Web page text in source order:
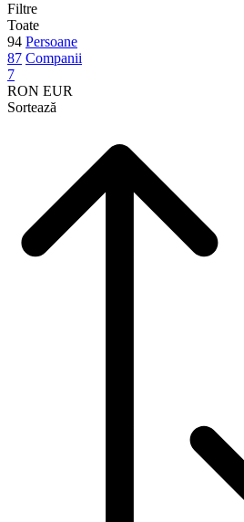
Filtre
Toate
94 Persoane
87 Companii
7
RON EUR
Sortează